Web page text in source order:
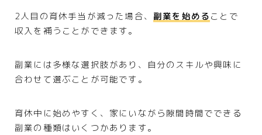
2人目の育休手当が減った場合、 副業を始めることで
収入を補うことができます。
副業には多様な選択肢があり、自分のスキルや興味に
合わせて選ぶことが可能です。
育休中に始めやすく、家にいながら隙間時間でできる
副業の種類はいくつかあります。